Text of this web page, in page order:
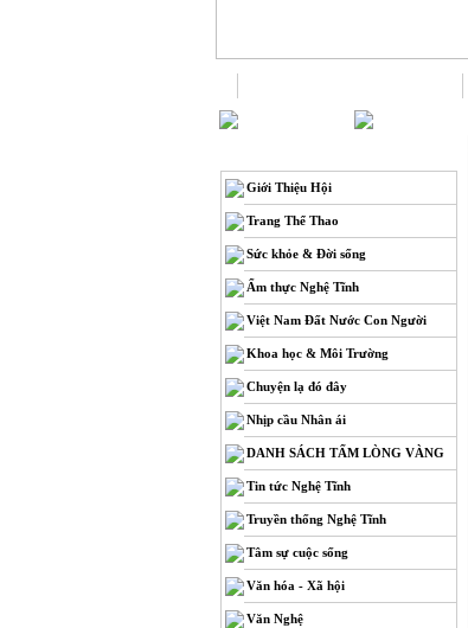
Giới Thiệu Hội
Trang Thể Thao
Sức khỏe & Đời sống
Ẩm thực Nghệ Tĩnh
Việt Nam Đất Nước Con Người
Khoa học & Môi Trường
Chuyện lạ đó đây
Nhịp cầu Nhân ái
DANH SÁCH TẤM LÒNG VÀNG
Tin tức Nghệ Tĩnh
Truyền thống Nghệ Tĩnh
Tâm sự cuộc sống
Văn hóa - Xã hội
Văn Nghệ